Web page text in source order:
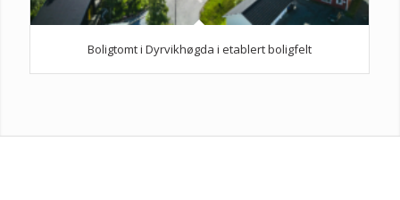
Boligtomt i Dyrvikhøgda i etablert boligfelt